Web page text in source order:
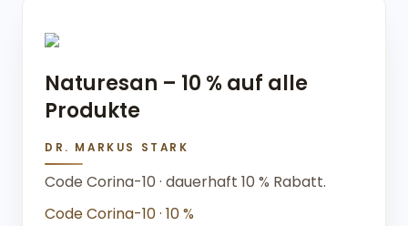
Naturesan – 10 % auf alle
Produkte
DR. MARKUS STARK
Code Corina-10 · dauerhaft 10 % Rabatt.
Code Corina-10 · 10 %